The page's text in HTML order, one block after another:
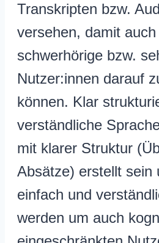
Transkripten bzw.
versehen, damit
schwerhörige bzw.
Nutzer:innen darauf
können. Klar
verständliche
mit klarer Struktur
Absätze) erstellt sein
einfach und
werden um auch